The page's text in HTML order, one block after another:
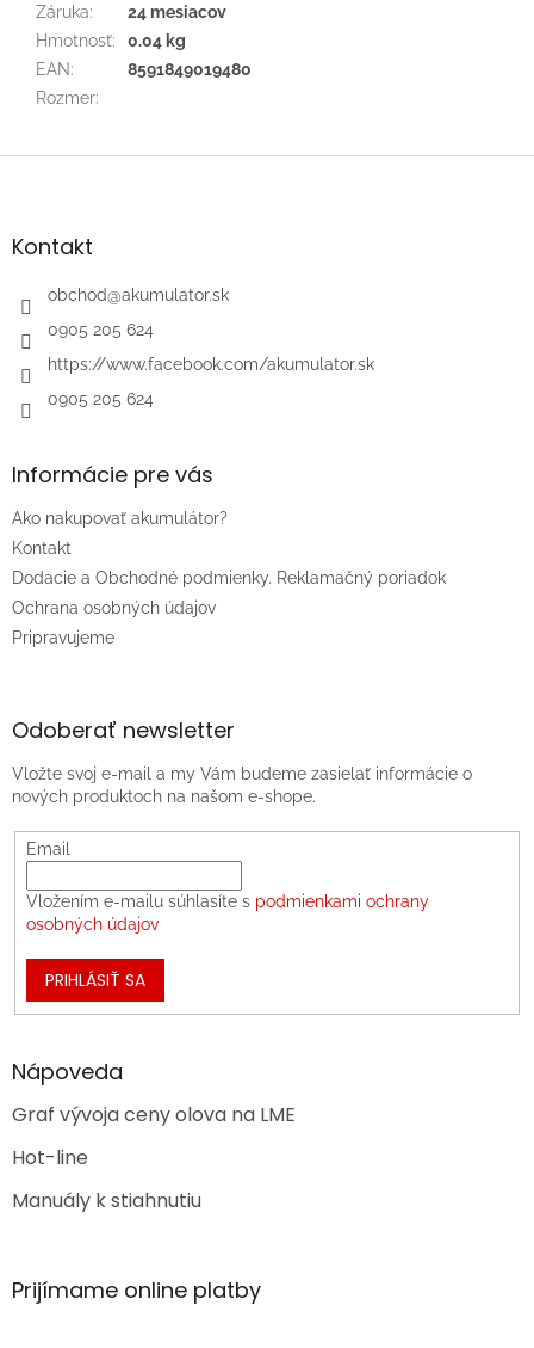
Záruka:
24 mesiacov
Hmotnosť:
0.04 kg
EAN:
8591849019480
Rozmer:
Z
äKontakt
obchod@akumulator.sk
0905 205 624
https://www.facebook.com/akumulator.sk
0905 205 624
Informácie pre vás
Ako nakupovať akumulátor?
Kontakt
Dodacie a Obchodné podmienky. Reklamačný poriadok
Ochrana osobných údajov
Pripravujeme
Odoberať newsletter
Vložte svoj e-mail a my Vám budeme zasielať informácie o
nových produktoch na našom e-shope.
Email
Vložením e-mailu súhlasíte s podmienkami ochrany
osobných údajov
PRIHLÁSIŤ SA
Nápoveda
Graf vývoja ceny olova na LME
Hot-line
Manuály k stiahnutiu
Prijímame online platby